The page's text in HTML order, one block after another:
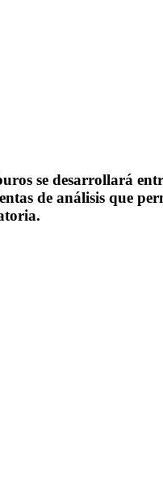
se desarrollará
de análisis que